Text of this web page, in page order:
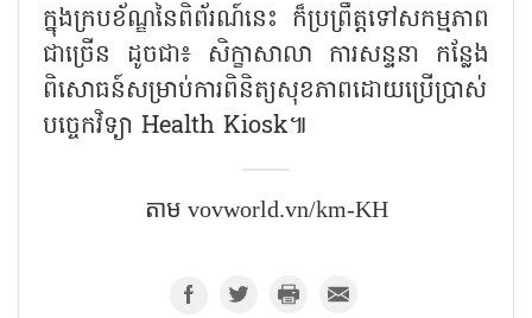
ក្នុងក្របខ័ណ្ឌនៃពិព័រណ៍នេះ ក៏​ប្រព្រឹត្តទៅសកម្មភាព
ជាច្រើន ដូចជា៖ សិក្ខាសាលា ការសន្ទនា កន្លែង
ពិសោធន៍សម្រាប់ការពិនិត្យសុខភាពដោយប្រើប្រាស់​
បច្ចេកវិទ្យា Health Kiosk៕​
តាម​ vovworld.vn/km-KH